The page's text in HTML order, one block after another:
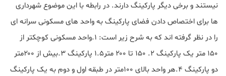
نیستند و برخی دیگر پارکینگ دارند. در رابطه با این موضوع شهرداری
ها برای اختصاص دادن فضای پارکینگ به واحد های مسکونی سرانه ای
را در نظر گرفته اند که به شرح زیر است: ۱.واحد مسکونی کوچکتر از
۱۵۰ متر یک پارکینگ ۲. ۱۵۰ تا ۲۰۰ متر۱.۵ پارکینگ ۳.بیش از ۲۰۰متر
دو پارکینگ ۴.هر واحد بالای ۱۰۰متر در طبقه اول و دوم به یک پارکینگ